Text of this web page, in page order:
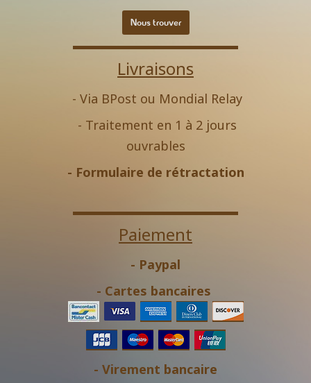
Nous trouver
Livraisons
- Via BPost ou Mondial Relay
- Traitement en 1 à 2 jours
ouvrables
- Formulaire de rétractation
Paiement
- Paypal
- Cartes bancaires
- Virement bancaire